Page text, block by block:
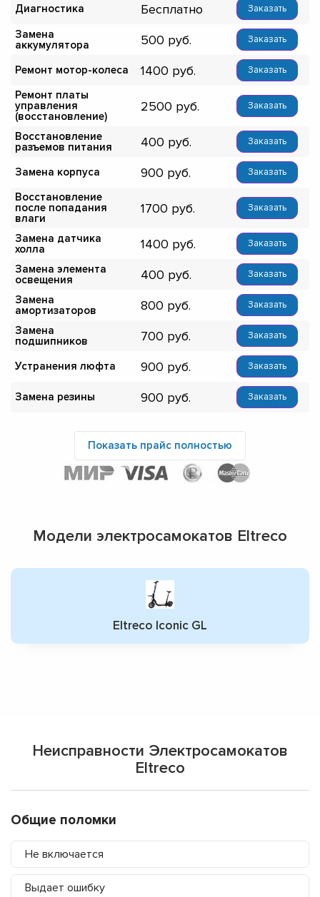
Диагностика Бесплатно Заказать
Замена
аккумулятора
500 Заказать
Ремонт мотор-колеса 1400 Заказать
Ремонт платы
управления
(восстановление)
2500 Заказать
Восстановление
разъемов питания
400 Заказать
Замена корпуса 900 Заказать
Восстановление
после попадания
влаги
1700 Заказать
Замена датчика
холла
1400 Заказать
Замена элемента
освещения
400 Заказать
Замена
амортизаторов
800 Заказать
Замена
подшипников
700 Заказать
Устранения люфта 900 Заказать
Замена резины 900 Заказать
Показать прайс полностью
Модели электросамокатов Eltreco
Eltreco Iconic GL
Неисправности Электросамокатов
Eltreco
Общие поломки
Не включается
Выдает ошибку